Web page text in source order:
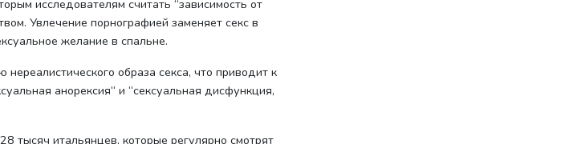
исследователям считать “зависимость от
Увлечение порнографией заменяет секс в
желание в спальне.
образа секса, что приводит к
анорексия“ и “сексуальная дисфункция,
тысяч итальянцев, которые регулярно смотрят